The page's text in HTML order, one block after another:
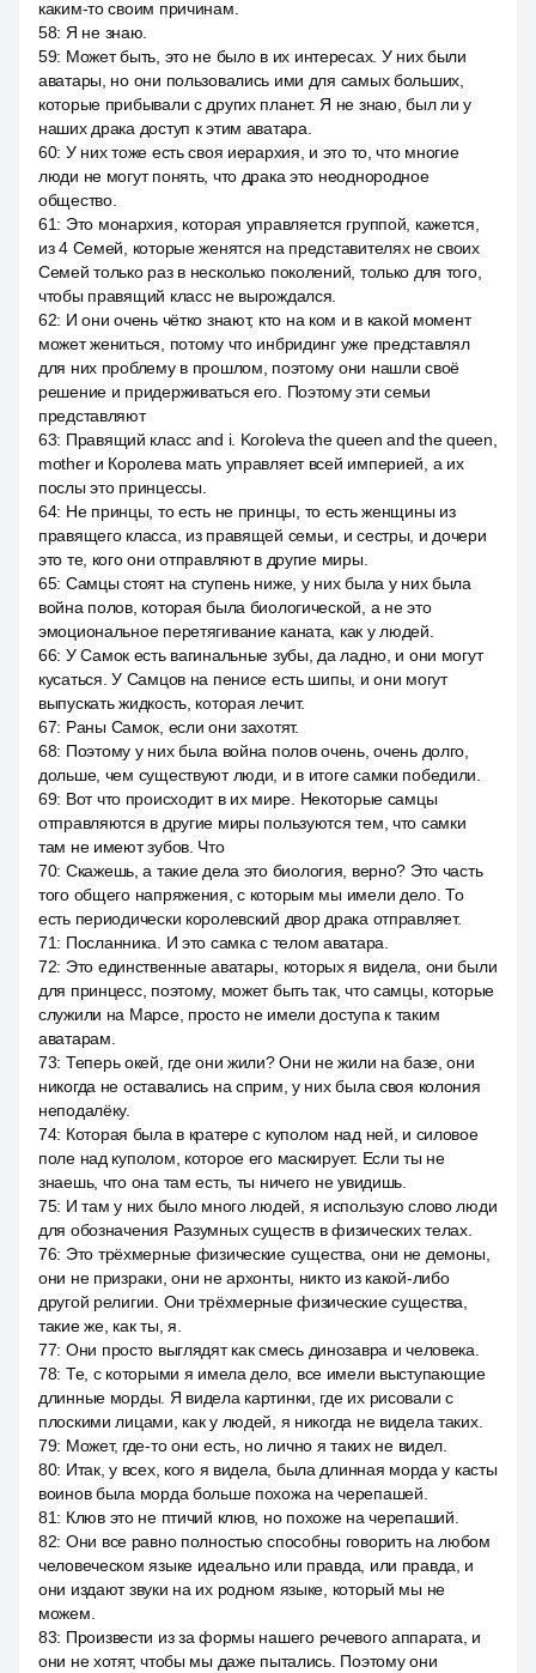
каким-то своим причинам.
58: Я не знаю.
59: Может быть, это не было в их интересах. У них были
аватары, но они пользовались ими для самых больших,
которые прибывали с других планет. Я не знаю, был ли у
наших драка доступ к этим аватара.
60: У них тоже есть своя иерархия, и это то, что многие
люди не могут понять, что драка это неоднородное
общество.
61: Это монархия, которая управляется группой, кажется,
из 4 Семей, которые женятся на представителях не своих
Семей только раз в несколько поколений, только для того,
чтобы правящий класс не вырождался.
62: И они очень чётко знают, кто на ком и в какой момент
может жениться, потому что инбридинг уже представлял
для них проблему в прошлом, поэтому они нашли своё
решение и придерживаться его. Поэтому эти семьи
представляют
63: Правящий класс and i. Koroleva the queen and the queen,
mother и Королева мать управляет всей империей, а их
послы это принцессы.
64: Не принцы, то есть не принцы, то есть женщины из
правящего класса, из правящей семьи, и сестры, и дочери
это те, кого они отправляют в другие миры.
65: Самцы стоят на ступень ниже, у них была у них была
война полов, которая была биологической, а не это
эмоциональное перетягивание каната, как у людей.
66: У Самок есть вагинальные зубы, да ладно, и они могут
кусаться. У Самцов на пенисе есть шипы, и они могут
выпускать жидкость, которая лечит.
67: Раны Самок, если они захотят.
68: Поэтому у них была война полов очень, очень долго,
дольше, чем существуют люди, и в итоге самки победили.
69: Вот что происходит в их мире. Некоторые самцы
отправляются в другие миры пользуются тем, что самки
там не имеют зубов. Что
70: Скажешь, а такие дела это биология, верно? Это часть
того общего напряжения, с которым мы имели дело. То
есть периодически королевский двор драка отправляет.
71: Посланника. И это самка с телом аватара.
72: Это единственные аватары, которых я видела, они были
для принцесс, поэтому, может быть так, что самцы, которые
служили на Марсе, просто не имели доступа к таким
аватарам.
73: Теперь окей, где они жили? Они не жили на базе, они
никогда не оставались на сприм, у них была своя колония
неподалёку.
74: Которая была в кратере с куполом над ней, и силовое
поле над куполом, которое его маскирует. Если ты не
знаешь, что она там есть, ты ничего не увидишь.
75: И там у них было много людей, я использую слово люди
для обозначения Разумных существ в физических телах.
76: Это трёхмерные физические существа, они не демоны,
они не призраки, они не архонты, никто из какой-либо
другой религии. Они трёхмерные физические существа,
такие же, как ты, я.
77: Они просто выглядят как смесь динозавра и человека.
78: Те, с которыми я имела дело, все имели выступающие
длинные морды. Я видела картинки, где их рисовали с
плоскими лицами, как у людей, я никогда не видела таких.
79: Может, где-то они есть, но лично я таких не видел.
80: Итак, у всех, кого я видела, была длинная морда у касты
воинов была морда больше похожа на черепашей.
81: Клюв это не птичий клюв, но похоже на черепаший.
82: Они все равно полностью способны говорить на любом
человеческом языке идеально или правда, или правда, и
они издают звуки на их родном языке, который мы не
можем.
83: Произвести из за формы нашего речевого аппарата, и
они не хотят, чтобы мы даже пытались. Поэтому они